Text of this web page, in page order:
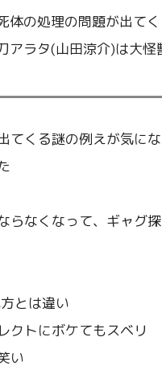
体の処理の問題が出て
アラタ(山田涼介)は大怪
くる謎の例えが気に
なくなって、ギャグ
とは違い
クトにボケてもスベリ
い